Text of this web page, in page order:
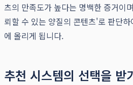
츠의 만족도가 높다는 명백한 증거이
뢰할 수 있는 양질의 콘텐츠'로 판단
에 올리게 됩니다.
추천 시스템의 선택을 받